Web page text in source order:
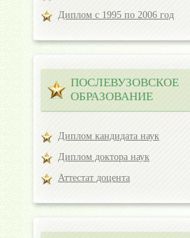
Диплом с 1995 по 2006 год
ПОСЛЕВУЗОВСКОЕ
ОБРАЗОВАНИЕ
Диплом кандидата наук
Диплом доктора наук
Аттестат доцента